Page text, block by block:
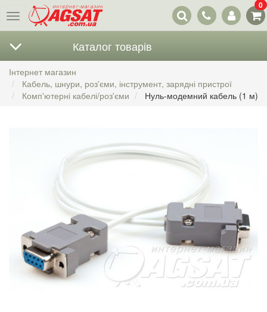
Меню
Наші
контакти
0
Каталог товарів
Інтернет магазин
Кабель, шнури, роз'єми, інструмент, зарядні пристрої
Комп'ютерні кабелі/роз'єми
Нуль-модемний кабель (1 м)